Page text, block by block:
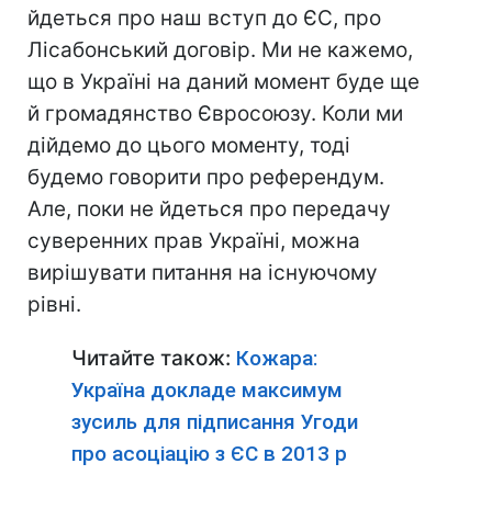
йдеться про наш вступ до ЄС, про
Лісабонський договір. Ми не кажемо,
що в Україні на даний момент буде ще
й громадянство Євросоюзу. Коли ми
дійдемо до цього моменту, тоді
будемо говорити про референдум.
Але, поки не йдеться про передачу
суверенних прав Україні, можна
вирішувати питання на існуючому
рівні.
Читайте також: Кожара:
Україна докладе максимум
зусиль для підписання Угоди
про асоціацію з ЄС в 2013 р